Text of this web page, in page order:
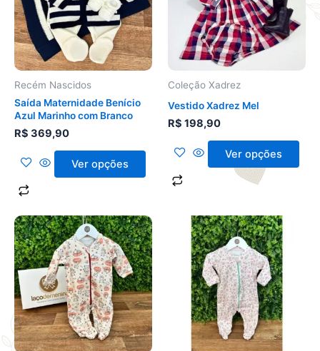
Recém Nascidos
Saída Maternidade Benício
Azul Marinho com Branco
R$ 369,90
Ver opções
variantes.
As
opções
podem
ser
na
página
produto
Coleção Xadrez
Vestido Xadrez Mel
R$ 198,90
Ver opções
variantes.
As
opções
podem
escolhidas
na
página
do
produto
Este
produto
tem
várias
variantes.
As
opções
podem
Este
produto
tem
várias
variantes.
As
opções
podem